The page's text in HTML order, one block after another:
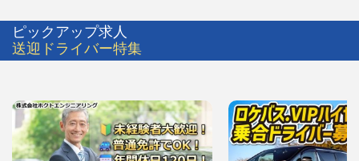
ピックアップ求人
送迎ドライバー特集